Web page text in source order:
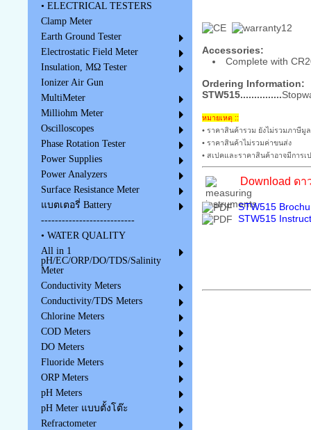
• ELECTRICAL TESTERS
Clamp Meter
Earth Ground Tester
Electrostatic Field Meter
Insulation, MΩ Tester
Ionizer Air Gun
MultiMeter
Milliohm Meter
Oscilloscopes
Phase Rotation Tester
Power Supplies
Power Analyzers
Surface Resistance Meter
แบตเตอรี่ Battery
---------------------------
• WATER QUALITY
All in 1
pH/EC/ORP/DO/TDS/Salinity
Meter
Conductivity Meters
Conductivity/TDS Meters
Chlorine Meters
COD Meters
DO Meters
Fluoride Meters
ORP Meters
pH Meters
pH Meter แบบตั้งโต๊ะ
Refractometer
Accessories:
Complete with
Ordering Information:
STW515...............
หมายเหตุ ::
• ราคาสินค้ารวม ยังไม่รวมภาษีมู
• ราคาสินค้าไม่รวมค่าขนส่ง
• สเปคและราคาสินค้าอาจมีการ
Download ด
STW515
STW515